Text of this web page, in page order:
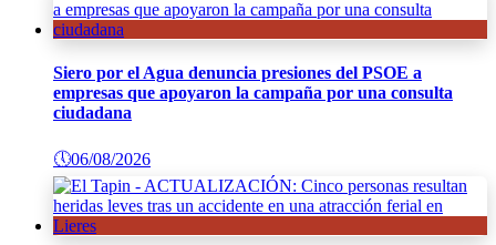
Siero por el Agua denuncia presiones del PSOE a
empresas que apoyaron la campaña por una consulta
ciudadana
🕔06/08/2026